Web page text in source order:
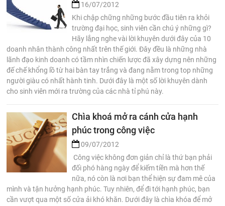
16/07/2012
Khi chập chững những bước đầu tiên ra khỏi
trường đại học, sinh viên cần chú ý những gì?
Hãy lắng nghe vài lời khuyên dưới đây của 10
doanh nhân thành công nhất trên thế giới. Đây đều là những nhà
lãnh đạo kinh doanh có tầm nhìn chiến lược đã xây dựng nên những
đế chế khổng lồ từ hai bàn tay trắng và đang nằm trong top những
người giàu có nhất hành tinh. Dưới đây là một số lời khuyên dành
cho sinh viên mới ra trường của các nhà tỉ phú này.
Chìa khoá mở ra cánh cửa hạnh
phúc trong công việc
09/07/2012
Công việc không đơn giản chỉ là thứ bạn phải
đối phó hàng ngày để kiếm tiền mà hơn thế
nữa, nó còn là nơi bạn thể hiện sự đam mê của
mình và tận hưởng hạnh phúc. Tuy nhiên, để đi tới hạnh phúc, bạn
cần vượt qua một số cửa ải khó khăn. Dưới đây là chìa khóa để mở